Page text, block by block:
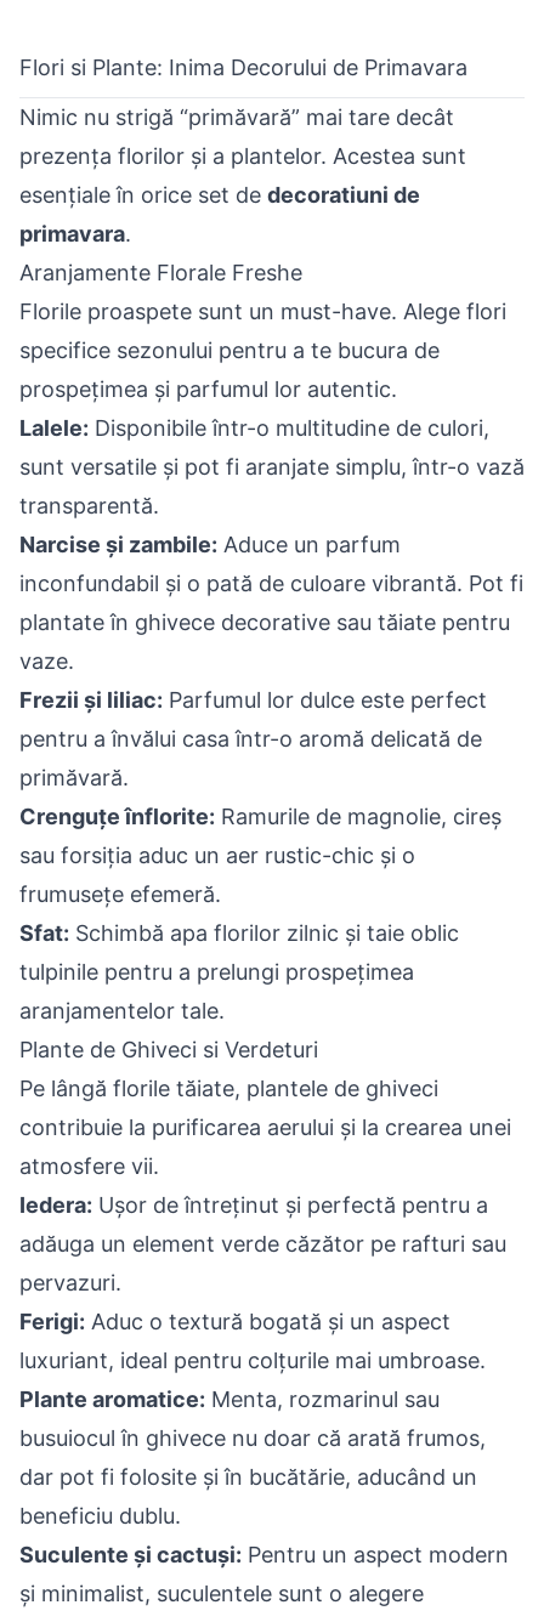
Flori si Plante: Inima Decorului de Primavara
Nimic nu strigă “primăvară” mai tare decât
prezența florilor și a plantelor. Acestea sunt
esențiale în orice set de decoratiuni de
primavara.
Aranjamente Florale Freshe
Florile proaspete sunt un must-have. Alege flori
specifice sezonului pentru a te bucura de
prospețimea și parfumul lor autentic.
Lalele: Disponibile într-o multitudine de culori,
sunt versatile și pot fi aranjate simplu, într-o vază
transparentă.
Narcise și zambile: Aduce un parfum
inconfundabil și o pată de culoare vibrantă. Pot fi
plantate în ghivece decorative sau tăiate pentru
vaze.
Frezii și liliac: Parfumul lor dulce este perfect
pentru a învălui casa într-o aromă delicată de
primăvară.
Crenguțe înflorite: Ramurile de magnolie, cireș
sau forsiția aduc un aer rustic-chic și o
frumusețe efemeră.
Sfat: Schimbă apa florilor zilnic și taie oblic
tulpinile pentru a prelungi prospețimea
aranjamentelor tale.
Plante de Ghiveci si Verdeturi
Pe lângă florile tăiate, plantele de ghiveci
contribuie la purificarea aerului și la crearea unei
atmosfere vii.
Iedera: Ușor de întreținut și perfectă pentru a
adăuga un element verde căzător pe rafturi sau
pervazuri.
Ferigi: Aduc o textură bogată și un aspect
luxuriant, ideal pentru colțurile mai umbroase.
Plante aromatice: Menta, rozmarinul sau
busuiocul în ghivece nu doar că arată frumos,
dar pot fi folosite și în bucătărie, aducând un
beneficiu dublu.
Suculente și cactuși: Pentru un aspect modern
și minimalist, suculentele sunt o alegere